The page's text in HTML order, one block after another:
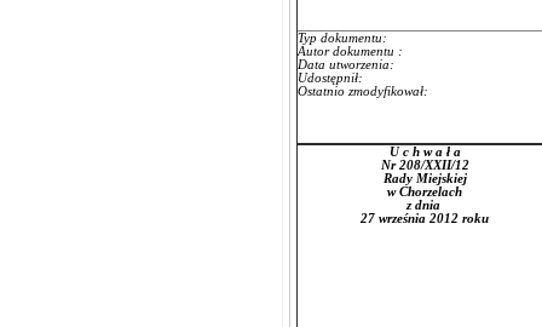
Typ dokumentu:
Autor dokumentu :
Data utworzenia:
Udostępnił:
Ostatnio zmodyfikował:
U c h w a ł a
Nr 208/XXII/12
Rady Miejskiej
w Chorzelach
z dnia
27 września 2012 roku